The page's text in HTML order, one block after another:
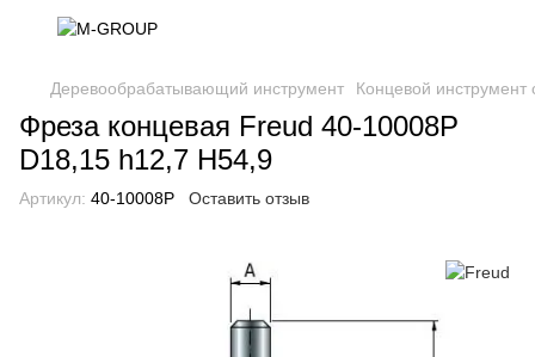
Деревообрабатывающий инструмент Концевой инструмент
Фреза концевая Freud 40-10008P
D18,15 h12,7 H54,9
Артикул: 40-10008P Оставить отзыв